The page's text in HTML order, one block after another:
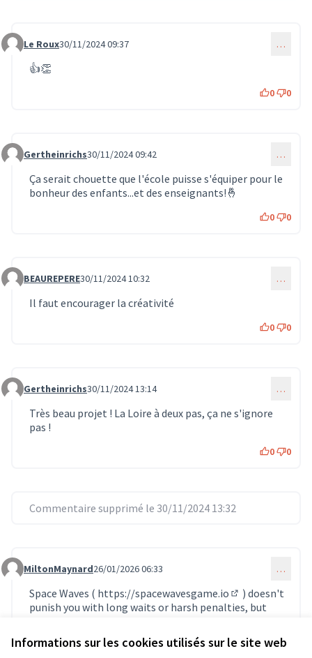
Informations sur les cookies utilisés sur le site web
Commentaire 1474
Le Roux30/11/2024 09:37 …
👍👏
0 0
Commentaire 1475
Gertheinrichs30/11/2024 09:42 …
Ça serait chouette que l'école puisse s'équiper pour le
bonheur des enfants...et des enseignants!🤞
0 0
Commentaire 1476
BEAUREPERE30/11/2024 10:32 …
Il faut encourager la créativité
0 0
Commentaire 1489
Gertheinrichs30/11/2024 13:14 …
Très beau projet ! La Loire à deux pas, ça ne s'ignore
pas !
0 0
Commentaire supprimé le 30/11/2024 13:32
Commentaire 1723
MiltonMaynard26/01/2026 06:33 …
Space Waves ( https://spacewavesgame.io
(Lien externe)
) doesn't
punish you with long waits or harsh penalties, but
the experience you've just gained.